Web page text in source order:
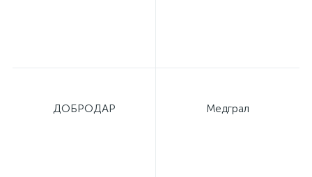
ДОБРОДАР Медграл